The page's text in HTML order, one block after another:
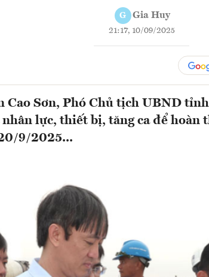
G Gia Huy
21:17, 10/09/2025
Cao Sơn, Phó Chủ tịch UBND
lực, thiết bị, tăng ca để hoàn
9/2025...